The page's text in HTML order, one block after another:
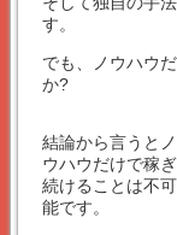
す。
でも、ノウハウ
か?
結論から言うとノ
ウハウだけで稼ぎ
続けることは不可
能です。